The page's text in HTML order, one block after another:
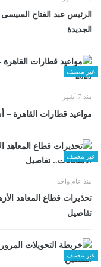
الرئيس عبد الفتاح
الجديدة
غير مصنف
منذ 7 أشهر
مواعيد قطارات القاهرة –
غير مصنف
منذ عام واحد
تحذيرات قطاع المعاهد
تفاصيل
غير مصنف